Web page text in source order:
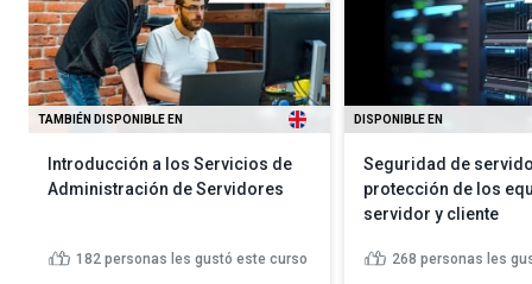
TAMBIÉN DISPONIBLE EN
Introducción a los Servicios de
Administración de Servidores
182 personas les gustó este curso
DISPONIBLE EN
Seguridad de
protección de los
servidor y cliente
268 personas les